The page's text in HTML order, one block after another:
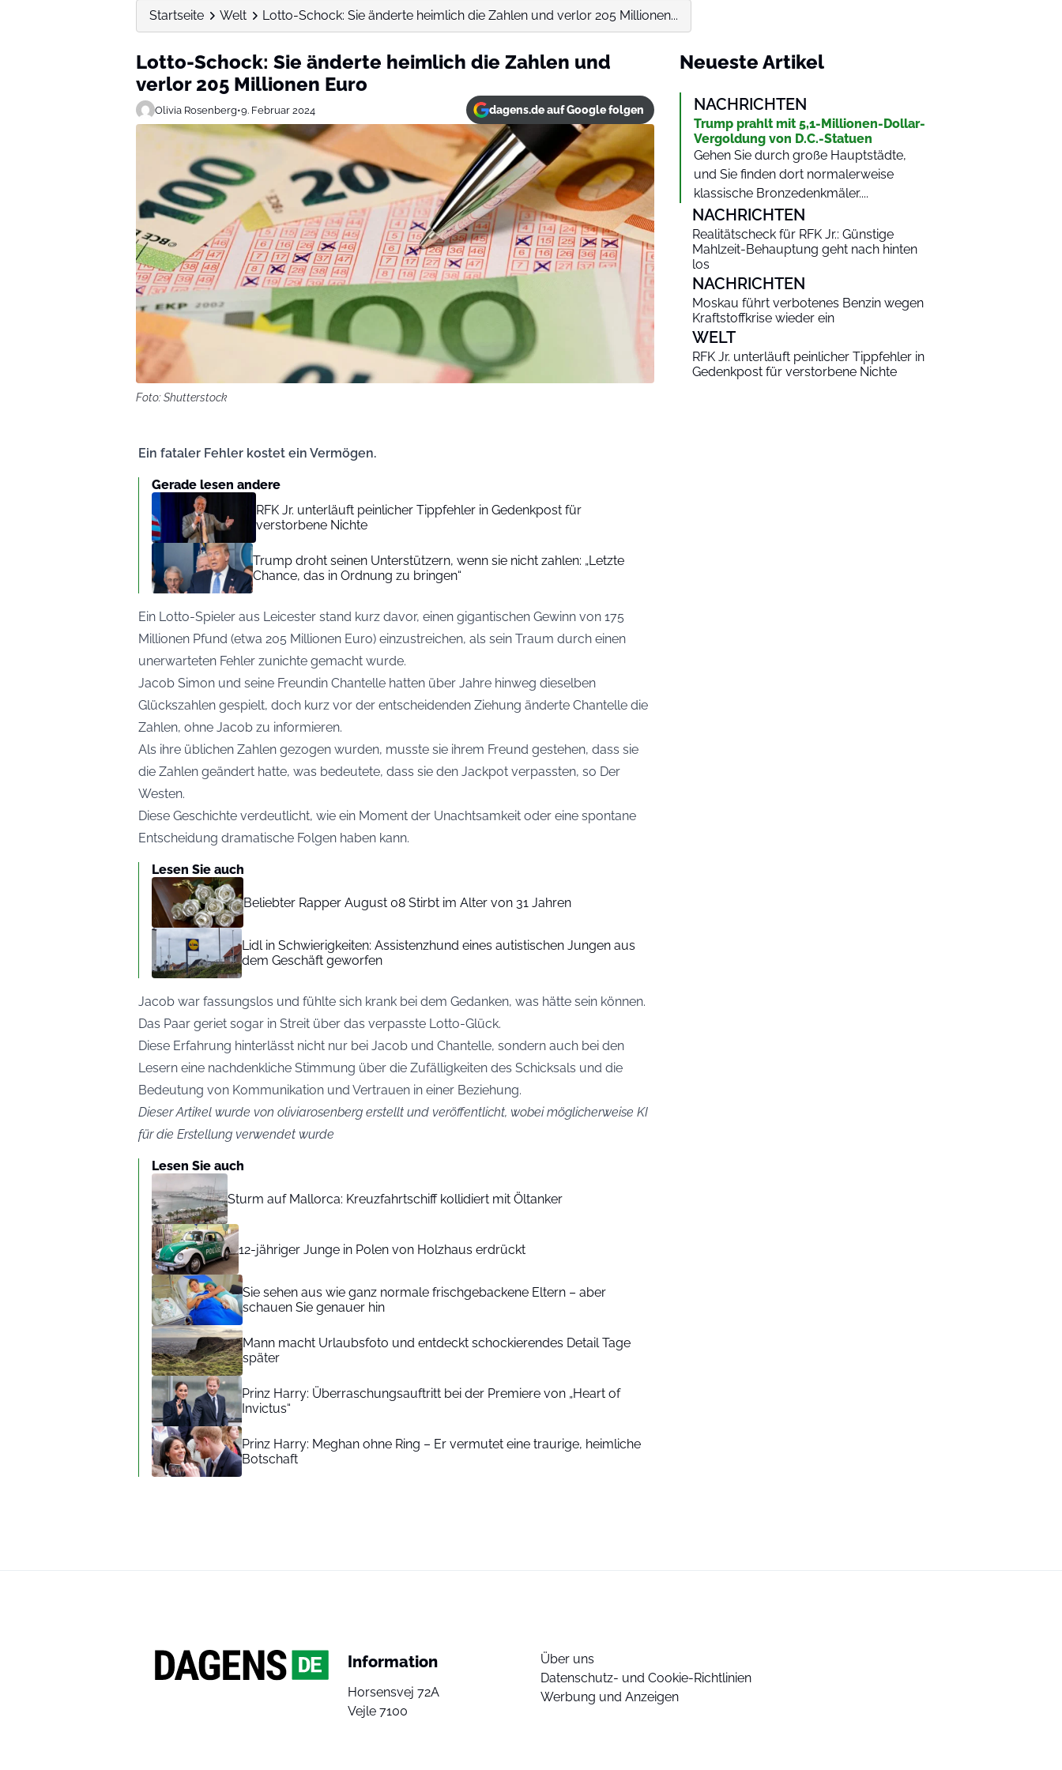
Startseite Welt Lotto-Schock: Sie änderte heimlich die Zahlen und verlor 205 Millionen...
Lotto-Schock: Sie änderte heimlich die Zahlen und
verlor 205 Millionen Euro
Olivia Rosenberg•9. Februar 2024 dagens.de auf Google folgen
Foto: Shutterstock
Ein fataler Fehler kostet ein Vermögen.
Gerade lesen andere
RFK Jr. unterläuft peinlicher Tippfehler in Gedenkpost für
verstorbene Nichte
Trump droht seinen Unterstützern, wenn sie nicht zahlen: „Letzte
Chance, das in Ordnung zu bringen“
Ein Lotto-Spieler aus Leicester stand kurz davor, einen gigantischen Gewinn von 175
Millionen Pfund (etwa 205 Millionen Euro) einzustreichen, als sein Traum durch einen
unerwarteten Fehler zunichte gemacht wurde.
Jacob Simon und seine Freundin Chantelle hatten über Jahre hinweg dieselben
Glückszahlen gespielt, doch kurz vor der entscheidenden Ziehung änderte Chantelle die
Zahlen, ohne Jacob zu informieren.
Als ihre üblichen Zahlen gezogen wurden, musste sie ihrem Freund gestehen, dass sie
die Zahlen geändert hatte, was bedeutete, dass sie den Jackpot verpassten, so Der
Westen.
Diese Geschichte verdeutlicht, wie ein Moment der Unachtsamkeit oder eine spontane
Entscheidung dramatische Folgen haben kann.
Lesen Sie auch
Beliebter Rapper August 08 Stirbt im Alter von 31 Jahren
Lidl in Schwierigkeiten: Assistenzhund eines autistischen Jungen aus
dem Geschäft geworfen
Jacob war fassungslos und fühlte sich krank bei dem Gedanken, was hätte sein können.
Das Paar geriet sogar in Streit über das verpasste Lotto-Glück.
Diese Erfahrung hinterlässt nicht nur bei Jacob und Chantelle, sondern auch bei den
Lesern eine nachdenkliche Stimmung über die Zufälligkeiten des Schicksals und die
Bedeutung von Kommunikation und Vertrauen in einer Beziehung.
Dieser Artikel wurde von oliviarosenberg erstellt und veröffentlicht, wobei möglicherweise KI
für die Erstellung verwendet wurde
Lesen Sie auch
Sturm auf Mallorca: Kreuzfahrtschiff kollidiert mit Öltanker
12-jähriger Junge in Polen von Holzhaus erdrückt
Sie sehen aus wie ganz normale frischgebackene Eltern – aber
schauen Sie genauer hin
Mann macht Urlaubsfoto und entdeckt schockierendes Detail Tage
später
Prinz Harry: Überraschungsauftritt bei der Premiere von „Heart of
Invictus“
Prinz Harry: Meghan ohne Ring – Er vermutet eine traurige, heimliche
Botschaft
Neueste Artikel
NACHRICHTEN
Trump prahlt mit 5,1-Millionen-Dollar-
Vergoldung von D.C.-Statuen
Gehen Sie durch große Hauptstädte,
und Sie finden dort normalerweise
klassische Bronzedenkmäler....
NACHRICHTEN
Realitätscheck für RFK Jr.: Günstige
Mahlzeit-Behauptung geht nach hinten
los
NACHRICHTEN
Moskau führt verbotenes Benzin wegen
Kraftstoffkrise wieder ein
WELT
RFK Jr. unterläuft peinlicher Tippfehler in
Gedenkpost für verstorbene Nichte
Information
Horsensvej 72A
Vejle 7100
Über uns
Datenschutz- und Cookie-Richtlinien
Werbung und Anzeigen